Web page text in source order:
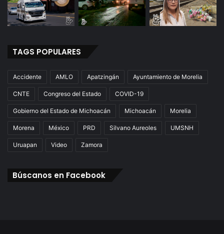
TAGS POPULARES
Accidente AMLO Apatzingán Ayuntamiento de Morelia
CNTE Congreso del Estado COVID-19
Gobierno del Estado de Michoacán Michoacán Morelia
Morena México PRD Silvano Aureoles UMSNH
Uruapan Video Zamora
Búscanos en Facebook